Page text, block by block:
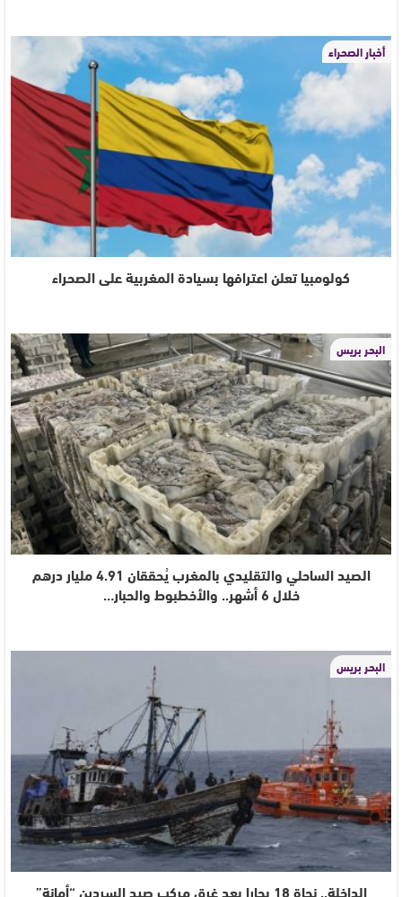
أخبار الصحراء
كولومبيا تعلن اعترافها بسيادة المغربية على الصحراء
البحر بريس
الصيد الساحلي والتقليدي بالمغرب يُحققان 4.91 مليار درهم
خلال 6 أشهر.. والأخطبوط والحبار…
البحر بريس
الداخلة.. نجاة 18 بحارا بعد غرق مركب صيد السردين “أمانة”